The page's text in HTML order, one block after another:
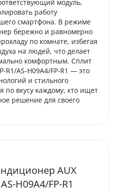
модуль,
работу
смартфона. В режиме
бережно и равномерно
по комнате, избегая
на людей, что делает
комфортным. Сплит
R1/AS-H09A4/FP-R1 — это
и стильного
по вкусу каждому, кто ищет
решение для своего
AUX
H09A4/FP-R1